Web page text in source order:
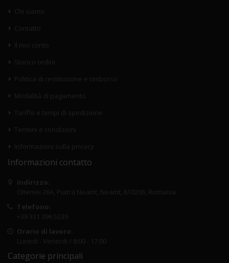
Chi siamo
Contatto
Il mio conto
Storico ordini
Politica di restituzione e rimborso
Modalità di pagamento
Tariffe e tempi di spedizione
Termini e condizioni
Informazioni sulla privacy
Informazioni contatto
Indirizzo:
Olteniei 26A, Piatra Neamt, Neamt, 610206, Romania
Telefono:
+39 331 396 5239
Orario di lavoro:
Lunedi - Venerdi / 8:00 - 17:00
Categorie principali